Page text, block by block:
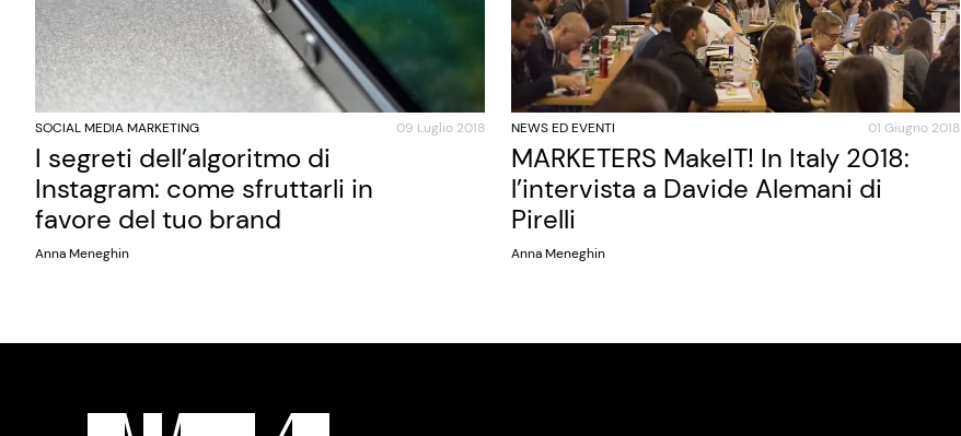
SOCIAL MEDIA MARKETING 09 Luglio 2018
I segreti dell’algoritmo di
Instagram: come sfruttarli in
favore del tuo brand
Anna Meneghin
NEWS ED EVENTI 01 Giugno 2018
MARKETERS MakeIT! In Italy 2018:
l’intervista a Davide Alemani di
Pirelli
Anna Meneghin